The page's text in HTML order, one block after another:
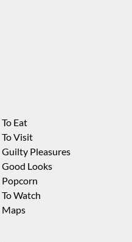
To Eat
To Visit
Guilty Pleasures
Good Looks
Popcorn
To Watch
Maps